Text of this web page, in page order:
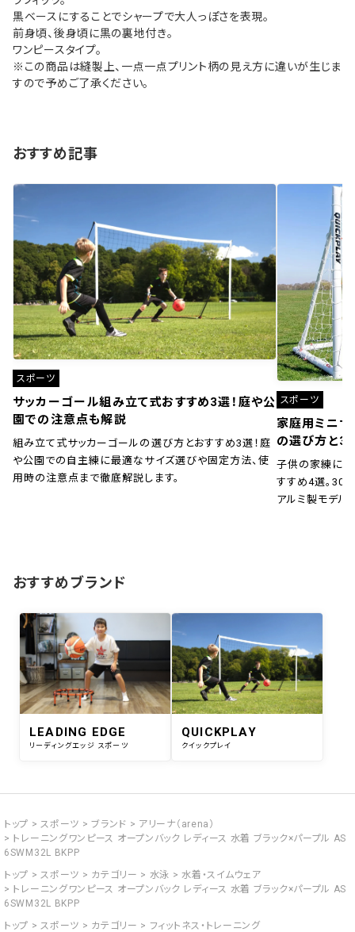
黒ベースにすることでシャープで大人っぽさを表現。
前身頃、後身頃に黒の裏地付き。
ワンピースタイプ。
※この商品は縫製上、一点一点プリント柄の見え方に違いが生じま
すので予めご了承ください。
おすすめ記事
スポーツ
サッカーゴール組み立て式おすすめ3選！庭や公
園での注意点も解説
組み立て式サッカーゴールの選び方とおすすめ3選！庭
や公園での自主練に最適なサイズ選びや固定方法、使
用時の注意点まで徹底解説します。
スポーツ
家庭用ミニサ
の選び方と
子供の家練に！
すすめ4選。30
アルミ製モデル
おすすめブランド
LEADING EDGE
リーディングエッジ スポーツ
QUICKPLAY
クイックプレイ
トップ スポーツ ブランド
アリーナ（arena）
トレーニングワンピース オープンバック レディース 水着 ブラック×パープル AS
6SWM32L BKPP
トップ
スポーツ カテゴリー 水泳
水着・スイムウェア
トレーニングワンピース オープンバック レディース 水着 ブラック×パープル AS
6SWM32L BKPP
トップ
スポーツ カテゴリー
フィットネス・トレーニング